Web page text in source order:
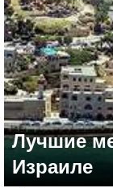
Лучшие
Израиле